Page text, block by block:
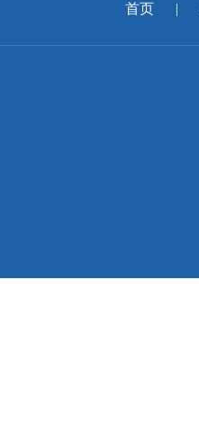
首页 |